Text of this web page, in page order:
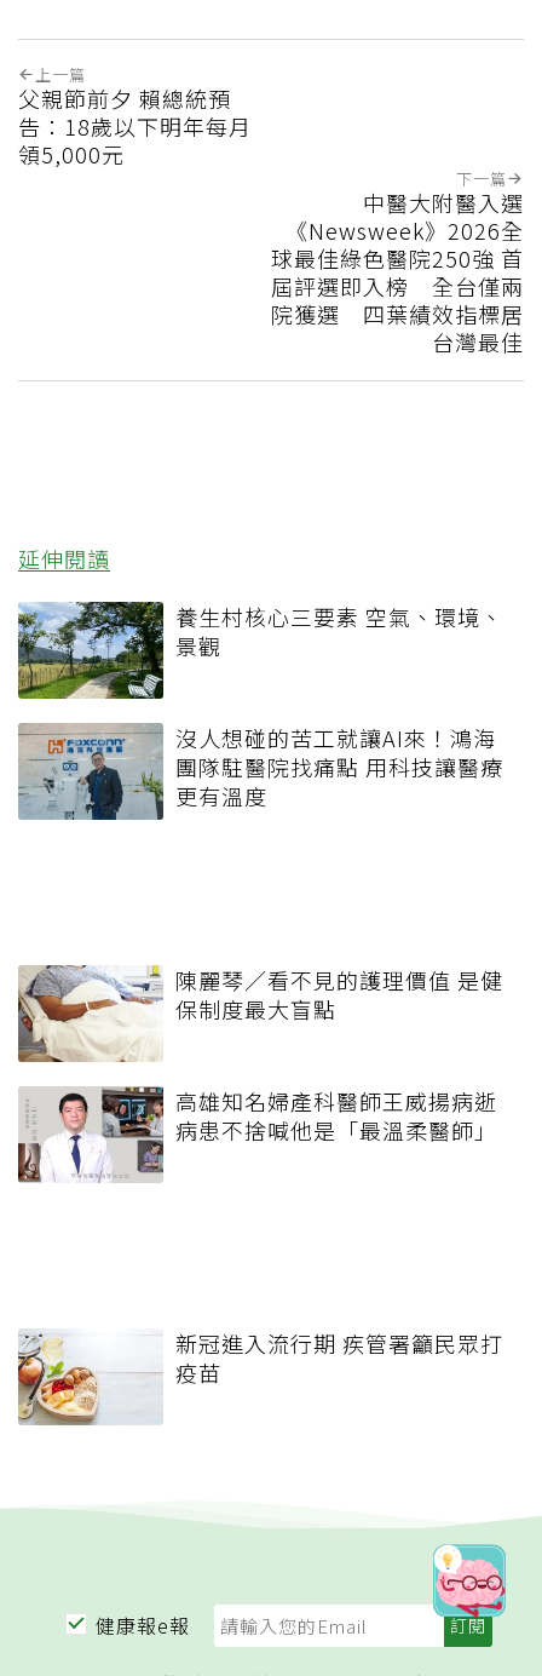
上一篇
父親節前夕 賴總統預
告：18歲以下明年每月
領5,000元
下一篇
中醫大附醫入選
《Newsweek》2026全
球最佳綠色醫院250強 首
屆評選即入榜 全台僅兩
院獲選 四葉績效指標居
台灣最佳
延伸閱讀
養生村核心三要素 空氣、環境、
景觀
沒人想碰的苦工就讓AI來！鴻海
團隊駐醫院找痛點 用科技讓醫療
更有溫度
陳麗琴／看不見的護理價值 是健
保制度最大盲點
高雄知名婦產科醫師王威揚病逝
病患不捨喊他是「最溫柔醫師」
新冠進入流行期 疾管署籲民眾打
疫苗
健康報e報